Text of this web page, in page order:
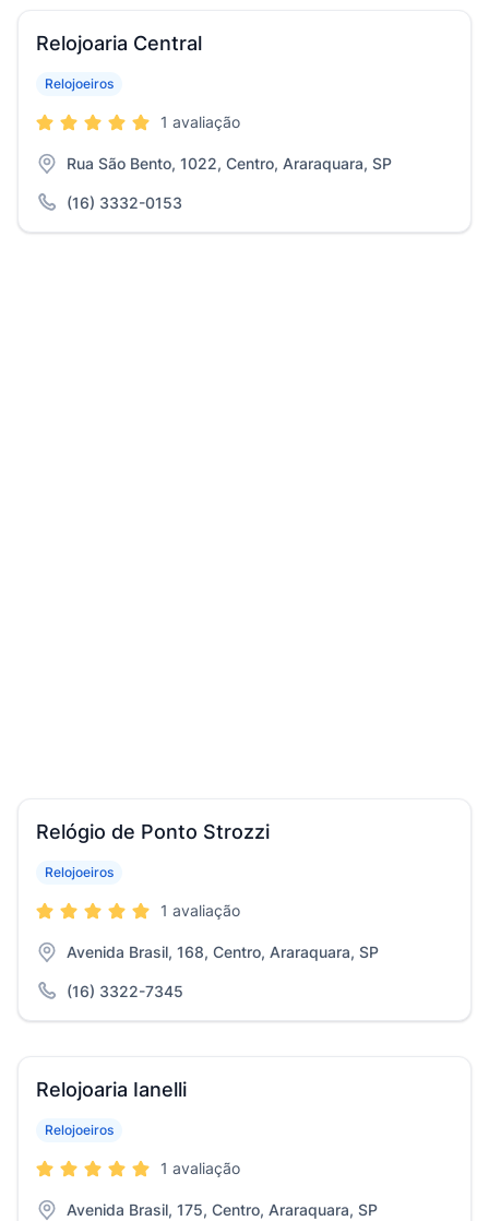
Relojoaria Central
Relojoeiros
1 avaliação
Rua São Bento, 1022, Centro, Araraquara, SP
(16) 3332-0153
Relógio de Ponto Strozzi
Relojoeiros
1 avaliação
Avenida Brasil, 168, Centro, Araraquara, SP
(16) 3322-7345
Relojoaria Ianelli
Relojoeiros
1 avaliação
Avenida Brasil, 175, Centro, Araraquara, SP